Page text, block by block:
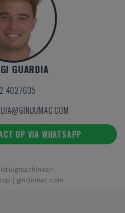
GUARDIA
4027635
OP VIA WHATSAPP
| gindumac.com